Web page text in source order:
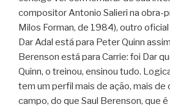
compositor Antonio Salieri na obra-
Milos Forman, de 1984), outro
Dar Adal está para Peter Quinn
Berenson está para Carrie: foi Dar
Quinn, o treinou, ensinou tudo.
tem um perfil mais de ação, mais de
campo, do que Saul Berenson, que